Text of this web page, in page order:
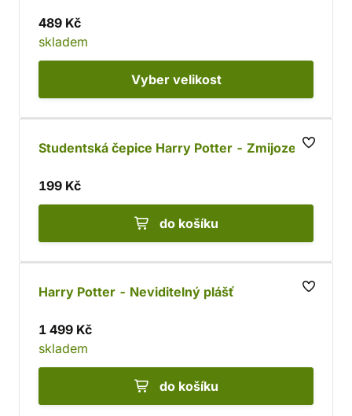
489 Kč
skladem
Vyber velikost
Studentská čepice Harry Potter - Zmijozel
199 Kč
do košíku
Harry Potter - Neviditelný plášť
1 499 Kč
skladem
do košíku